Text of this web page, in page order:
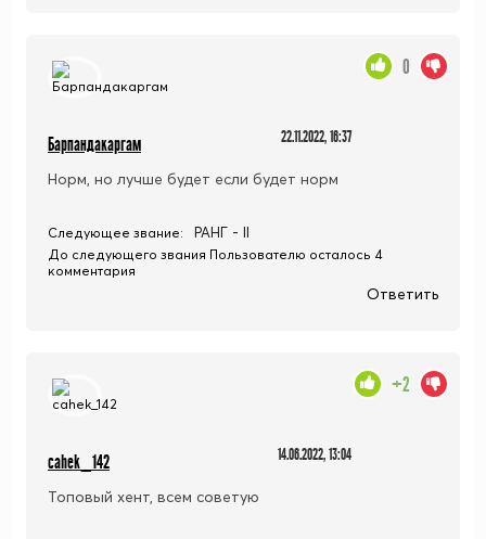
Барпандакаргам 22.11.2022, 16:37
Норм, но лучше будет если будет норм
0
Следующее звание: РАНГ - II
До следующего звания Пользователю осталось 4
комментария
Ответить
cahek_142 14.06.2022, 13:04
Топовый хент, всем советую
+2